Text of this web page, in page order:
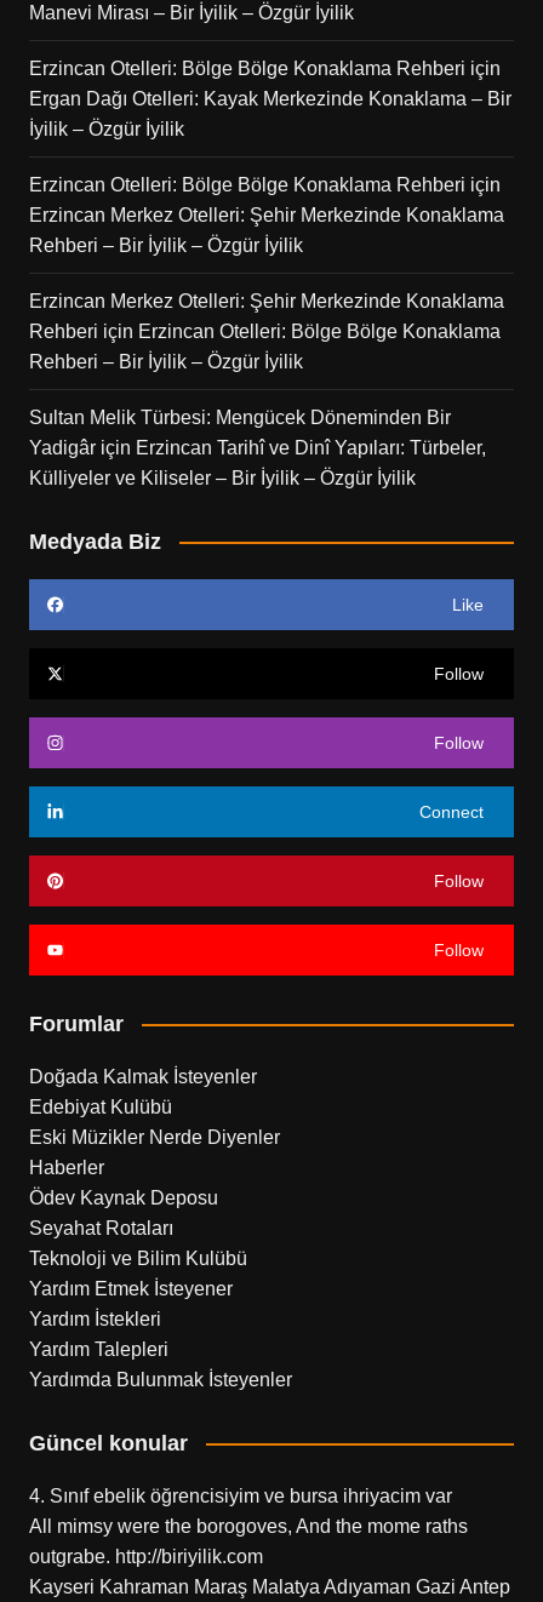
Manevi Mirası – Bir İyilik – Özgür İyilik
Erzincan Otelleri: Bölge Bölge Konaklama Rehberi için
Ergan Dağı Otelleri: Kayak Merkezinde Konaklama – Bir
İyilik – Özgür İyilik
Erzincan Otelleri: Bölge Bölge Konaklama Rehberi için
Erzincan Merkez Otelleri: Şehir Merkezinde Konaklama
Rehberi – Bir İyilik – Özgür İyilik
Erzincan Merkez Otelleri: Şehir Merkezinde Konaklama
Rehberi için Erzincan Otelleri: Bölge Bölge Konaklama
Rehberi – Bir İyilik – Özgür İyilik
Sultan Melik Türbesi: Mengücek Döneminden Bir
Yadigâriçin Erzincan Tarihî ve Dinî Yapıları: Türbeler,
Külliyeler ve Kiliseler – Bir İyilik – Özgür İyilik
Medyada Biz
Like
Follow
Follow
Connect
Follow
Follow
Forumlar
Doğada Kalmak İsteyenler
Edebiyat Kulübü
Eski Müzikler Nerde Diyenler
Haberler
Ödev Kaynak Deposu
Seyahat Rotaları
Teknoloji ve Bilim Kulübü
Yardım Etmek İsteyener
Yardım İstekleri
Yardım Talepleri
Yardımda Bulunmak İsteyenler
Güncel konular
4. Sınıf ebelik öğrencisiyim ve bursa ihriyacim var
All mimsy were the borogoves, And the mome raths
outgrabe. http://biriyilik.com
Kayseri Kahraman Maraş Malatya Adıyaman Gazi Antep